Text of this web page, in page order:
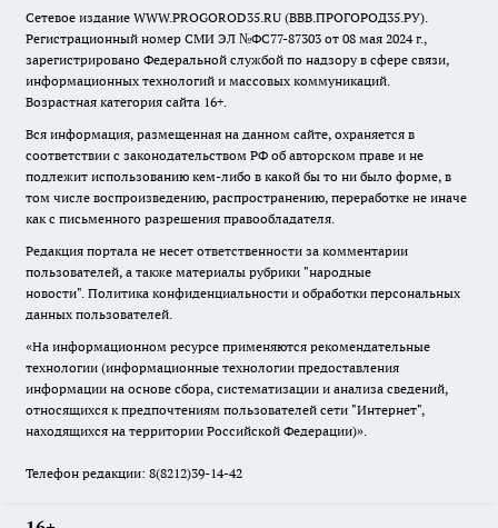
Сетевое издание WWW.PROGOROD35.RU (ВВВ.ПРОГОРОД35.РУ).
Регистрационный номер СМИ ЭЛ №ФС77-87303 от 08 мая 2024 г.,
зарегистрировано Федеральной службой по надзору в сфере связи,
информационных технологий и массовых коммуникаций.
Возрастная категория сайта 16+.
Вся информация, размещенная на данном сайте, охраняется в
соответствии с законодательством РФ об авторском праве и не
подлежит использованию кем-либо в какой бы то ни было форме, в
том числе воспроизведению, распространению, переработке не иначе
как с письменного разрешения правообладателя.
Редакция портала не несет ответственности за комментарии
пользователей, а также материалы рубрики "народные
новости". Политика конфиденциальности и обработки персональных
данных пользователей.
«На информационном ресурсе применяются рекомендательные
технологии (информационные технологии предоставления
информации на основе сбора, систематизации и анализа сведений,
относящихся к предпочтениям пользователей сети "Интернет",
находящихся на территории Российской Федерации)».
Телефон редакции: 8(8212)39-14-42